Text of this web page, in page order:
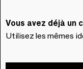
Vous avez déjà un
Utilisez les mêmes